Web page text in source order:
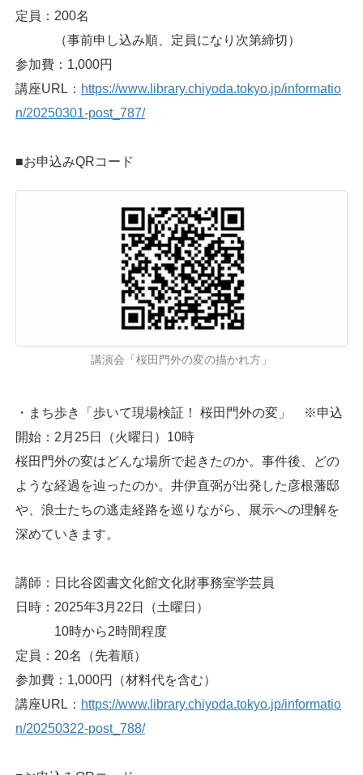
定員：200名
（事前申し込み順、定員になり次第締切）
参加費：1,000円
講座URL： https://www.library.chiyoda.tokyo.jp/informatio
n/20250301-post_787/
■お申込みQRコード
講演会「桜田門外の変の描かれ方」
・まち歩き「歩いて現場検証！ 桜田門外の変」 ※申込
開始：2月25日（火曜日）10時
桜田門外の変はどんな場所で起きたのか。事件後、どの
ような経過を辿ったのか。井伊直弼が出発した彦根藩邸
や、浪士たちの逃走経路を巡りながら、展示への理解を
深めていきます。
講師：日比谷図書文化館文化財事務室学芸員
日時：2025年3月22日（土曜日）
10時から2時間程度
定員：20名（先着順）
参加費：1,000円（材料代を含む）
講座URL： https://www.library.chiyoda.tokyo.jp/informatio
n/20250322-post_788/